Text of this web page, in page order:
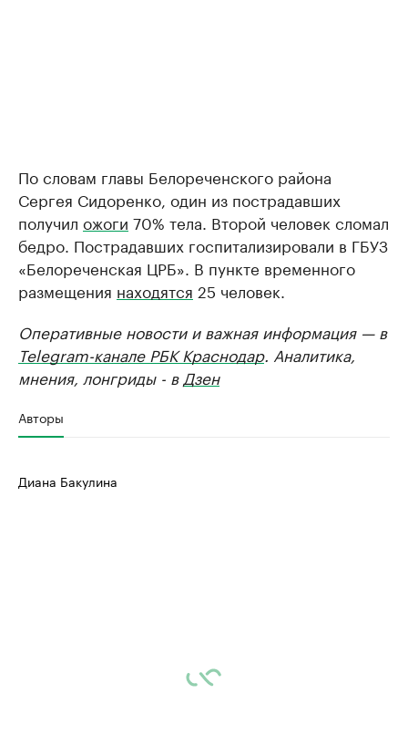
По словам главы Белореченского района
Сергея Сидоренко, один из пострадавших
получил ожоги 70% тела. Второй человек сломал
бедро. Пострадавших госпитализировали в ГБУЗ
«Белореченская ЦРБ». В пункте временного
размещения находятся 25 человек.
Оперативные новости и важная информация — в
Telegram-канале РБК Краснодар. Аналитика,
мнения, лонгриды - в Дзен
Авторы
Диана Бакулина